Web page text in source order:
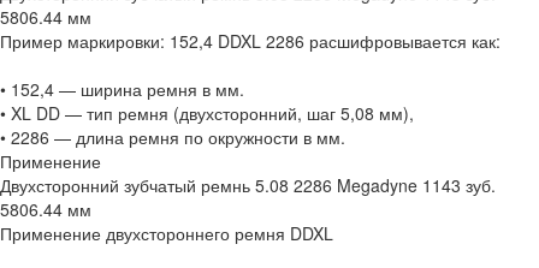
5806.44 мм
Пример маркировки: 152,4 DDXL 2286 расшифровывается как:
• 152,4 — ширина ремня в мм.
• XL DD — тип ремня (двухсторонний, шаг 5,08 мм),
• 2286 — длина ремня по окружности в мм.
Применение
Двухсторонний зубчатый ремнь 5.08 2286 Megadyne 1143 зуб.
5806.44 мм
Применение двухстороннего ремня DDXL